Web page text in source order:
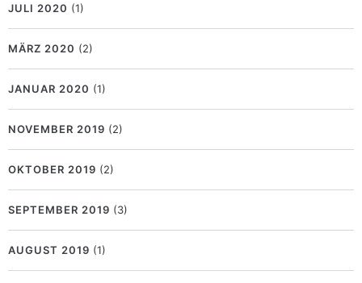
JULI 2020 (1)
MÄRZ 2020 (2)
JANUAR 2020 (1)
NOVEMBER 2019 (2)
OKTOBER 2019 (2)
SEPTEMBER 2019 (3)
AUGUST 2019 (1)